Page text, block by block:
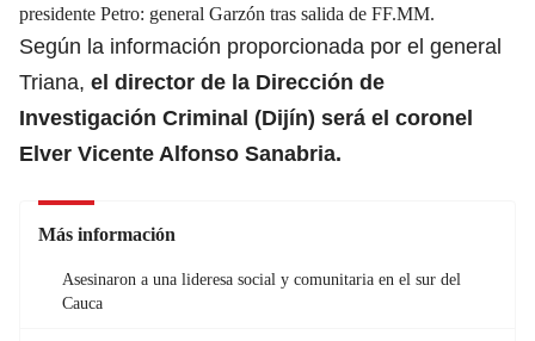
presidente Petro: general Garzón tras salida de FF.MM.
Según la información proporcionada por el general
Triana, el director de la Dirección de
Investigación Criminal (Dijín) será el coronel
Elver Vicente Alfonso Sanabria.
Más información
Asesinaron a una lideresa social y comunitaria en el sur del
Cauca